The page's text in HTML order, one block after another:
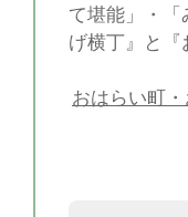
て堪能」・
げ横丁』と『
おはらい町